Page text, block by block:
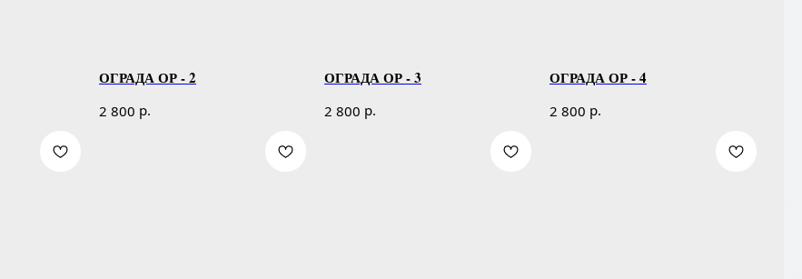
ОГРАДА ОР - 2
2 800 р.
ОГРАДА ОР - 3
2 800 р.
ОГРАДА ОР - 4
2 800 р.